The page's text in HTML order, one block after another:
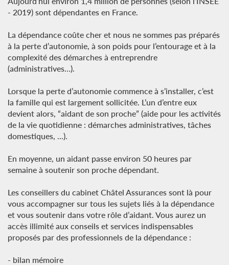
- 2019) sont dépendantes en France.
La dépendance coûte cher et nous ne sommes pas préparés
à la perte d’autonomie, à son poids pour l’entourage et à la
complexité des démarches à entreprendre
(administratives…).
Lorsque la perte d’autonomie commence à s’installer, c’est
la famille qui est largement sollicitée. L’un d’entre eux
devient alors, “aidant de son proche” (aide pour les activités
de la vie quotidienne : démarches administratives, tâches
domestiques, ...).
En moyenne, un aidant passe environ 50 heures par
semaine à soutenir son proche dépendant.
Les conseillers du cabinet Châtel Assurances sont là pour
vous accompagner sur tous les sujets liés à la dépendance
et vous soutenir dans votre rôle d’aidant. Vous aurez un
accès illimité aux conseils et services indispensables
proposés par des professionnels de la dépendance :
- bilan mémoire